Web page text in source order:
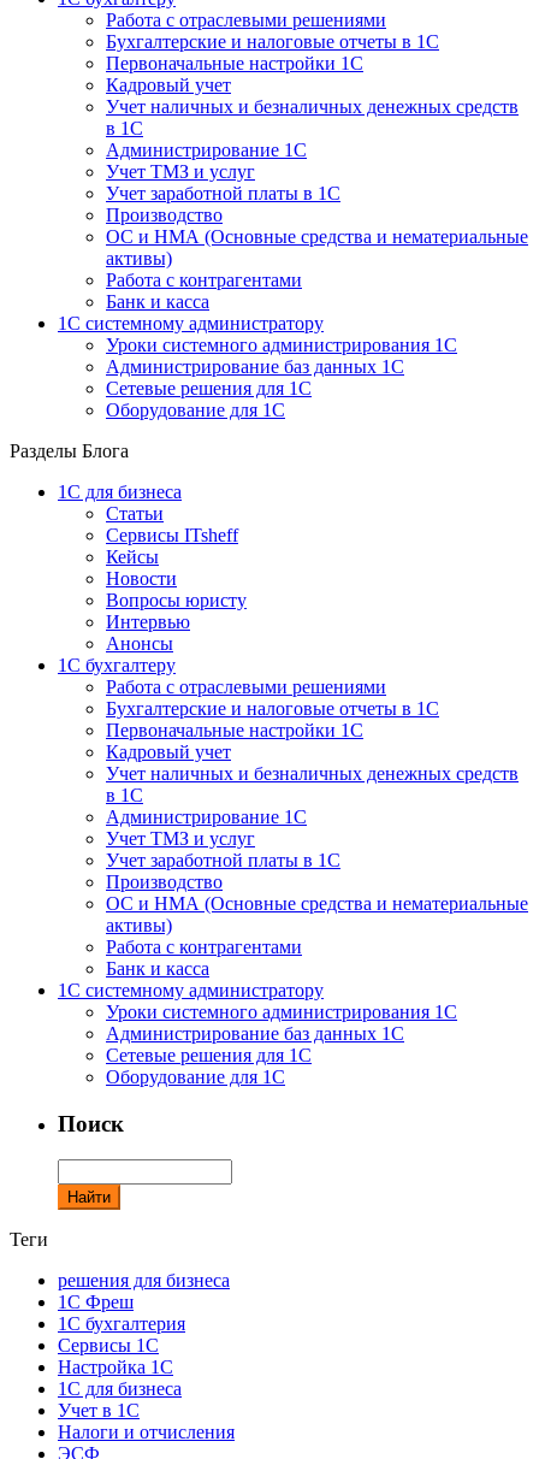
Работа с отраслевыми решениями
Бухгалтерские и налоговые отчеты в 1С
Первоначальные настройки 1С
Кадровый учет
Учет наличных и безналичных денежных средств
в 1С
Администрирование 1С
Учет ТМЗ и услуг
Учет заработной платы в 1С
Производство
ОС и НМА (Основные средства и нематериальные
активы)
Работа с контрагентами
Банк и касса
1С системному администратору
Уроки системного администрирования 1С
Администрирование баз данных 1С
Сетевые решения для 1С
Оборудование для 1С
Разделы Блога
1C для бизнеса
Статьи
Сервисы ITsheff
Кейсы
Новости
Вопросы юристу
Интервью
Анонсы
1С бухгалтеру
Работа с отраслевыми решениями
Бухгалтерские и налоговые отчеты в 1С
Первоначальные настройки 1С
Кадровый учет
Учет наличных и безналичных денежных средств
в 1С
Администрирование 1С
Учет ТМЗ и услуг
Учет заработной платы в 1С
Производство
ОС и НМА (Основные средства и нематериальные
активы)
Работа с контрагентами
Банк и касса
1С системному администратору
Уроки системного администрирования 1С
Администрирование баз данных 1С
Сетевые решения для 1С
Оборудование для 1С
Поиск
Теги
решения для бизнеса
1С Фреш
1С бухгалтерия
Сервисы 1С
Настройка 1С
1С для бизнеса
Учет в 1С
Налоги и отчисления
ЭСФ